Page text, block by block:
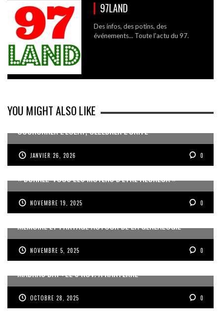
97LAND
Des infos, des potins, des
événements... Toute l'actu du 97.
YOU MIGHT ALSO LIKE
COURONNER L’ÉCLAT, CÉLÉBRER L’UNITÉ
JANVIER 26, 2026 0
« DONNEZ-VOUS LES MOYENS D’ÊTRE HEUREUX »
NOVEMBRE 19, 2025 0
MÉMOIRE ET PARTAGE AUTOUR DE LA GÉNÉALOGIE
NOVEMBRE 5, 2025 0
MADRAS DAY : LE 8 NOV. À NANTERRE
OCTOBRE 28, 2025 0